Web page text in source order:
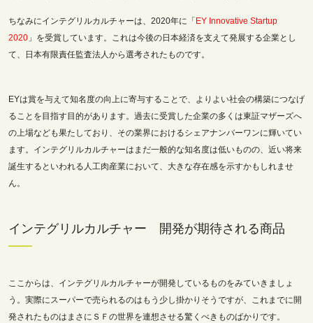
ちなみにインテグリルカルチャーは、2020年に「 EY Innovative Startup
2020 」を受賞しています。これは今後の日本経済を支えて発展する企業とし
て、
日本有限責任監査法人から選考されたものです。
EYは賞を与えて知名度の向上に寄与することで、よりよい社会の構築につなげ
ることを目指す目的があります。過去に受賞した企業の多くは東証マザーズへ
の上場なども果たしており、その業界におけるシェアナンバーワンに輝いてい
ます。インテグリルカルチャーはまだ一般的な知名度は低いものの、近い将来
誕生するといわれる人工肉産業において、大きな存在感を示すかもしれませ
ん。
インテグリルカルチャー 開発が期待される商品
ここからは、インテグリルカルチャーが開発しているものをみていきましょ
う。実際にスーパーで売られるのはもう少し掛かりそうですが、これまでに開
発されたものはまさにＳＦの世界を連想させる驚くべきものばかりです。